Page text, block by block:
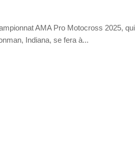
AMA Pro Motocross 2025, qui
Indiana, se fera à...